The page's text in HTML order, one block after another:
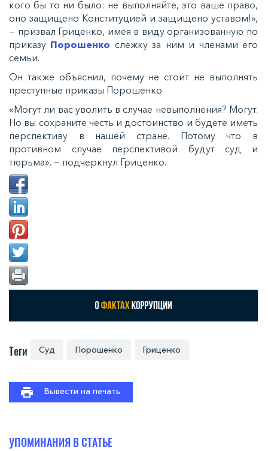
кого бы то ни было: не выполняйте, это ваше право,
оно защищено Конституцией и защищено уставом!»,
— призвал Гриценко, имея в виду организованную по
приказу Порошенко слежку за ним и членами его
семьи.
Он также объяснил, почему не стоит не выполнять
преступные приказы Порошенко.
«Могут ли вас уволить в случае невыполнения? Могут.
Но вы сохраните честь и достоинство и будете иметь
перспективу в нашей стране. Потому что в
противном случае перспективой будут суд и
тюрьма», — подчеркнул Гриценко.
Теги Суд Порошенко Гриценко
Вывести на печать
УПОМИНАНИЯ В СТАТЬЕ